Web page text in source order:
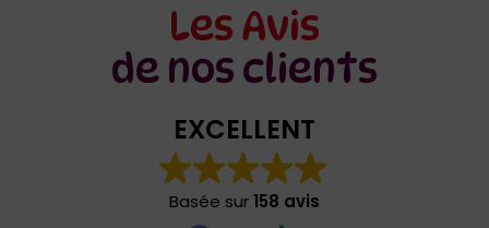
Les Avis
de nos clients
EXCELLENT
Basée sur158 avis